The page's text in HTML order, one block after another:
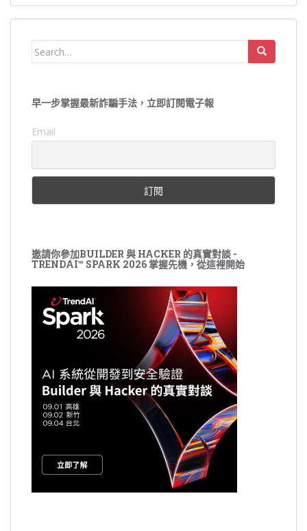
Search
早一步掌握最新詐騙手法，立即訂閱電子報
Email
邀請你參加BUILDER 與 HACKER 的真實對談 -
TRENDAI™ SPARK 2026 掌握先機，從這裡開始